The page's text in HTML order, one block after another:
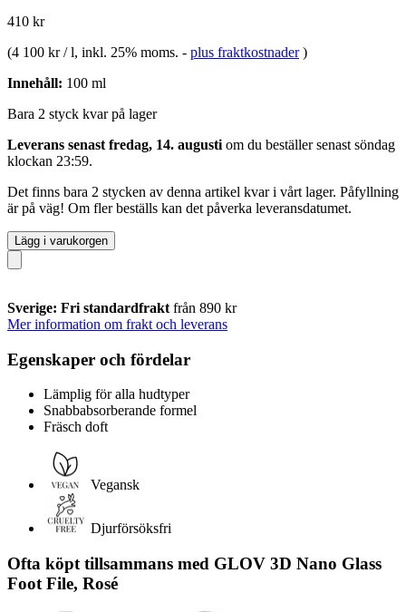
410 kr
(4 100 kr / l, inkl. 25% moms. - plus fraktkostnader )
Innehåll: 100 ml
Bara 2 styck kvar på lager
Leverans senast fredag, 14. augusti om du beställer senast söndag
klockan 23:59.
Det finns bara 2 stycken av denna artikel kvar i vårt lager. Påfyllning
är på väg! Om fler beställs kan det påverka leveransdatumet.
Lägg i varukorgen
Sverige: Fri standardfrakt från 890 kr
Mer information om frakt och leverans
Egenskaper och fördelar
Lämplig för alla hudtyper
Snabbabsorberande formel
Fräsch doft
Vegansk
Djurförsöksfri
Ofta köpt tillsammans med GLOV 3D Nano Glass
Foot File, Rosé